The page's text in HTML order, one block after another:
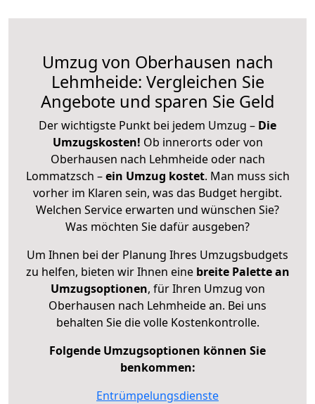
Umzug von Oberhausen nach
Lehmheide: Vergleichen Sie
Angebote und sparen Sie Geld
Der wichtigste Punkt bei jedem Umzug – Die
Umzugskosten! Ob innerorts oder von
Oberhausen nach Lehmheide oder nach
Lommatzsch –ein Umzug kostet. Man muss sich
vorher im Klaren sein, was das Budget hergibt.
Welchen Service erwarten und wünschen Sie?
Was möchten Sie dafür ausgeben?
Um Ihnen bei der Planung Ihres Umzugsbudgets
zu helfen, bieten wir Ihnen eine breite Palette an
Umzugsoptionen, für Ihren Umzug von
Oberhausen nach Lehmheide an. Bei uns
behalten Sie die volle Kostenkontrolle.
Folgende Umzugsoptionen können Sie
benkommen:
Entrümpelungsdienste